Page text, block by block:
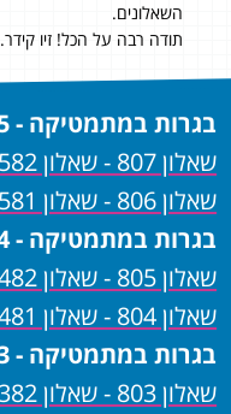
השאלונים.
תודה רבה על הכל! זיו קידר.
בגרות במתמטיקה - 5 יחידות
שאלון 807 - שאלון 582
שאלון 806 - שאלון 581
בגרות במתמטיקה - 4 יחידות
שאלון 805 - שאלון 482
שאלון 804 - שאלון 481
בגרות במתמטיקה - 3 יחידות
שאלון 803 - שאלון 382